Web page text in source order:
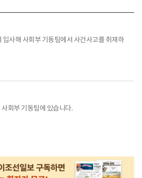
사해 사회부 기동팀에서 사건사고를 취재하
회부 기동팀에 있습니다.